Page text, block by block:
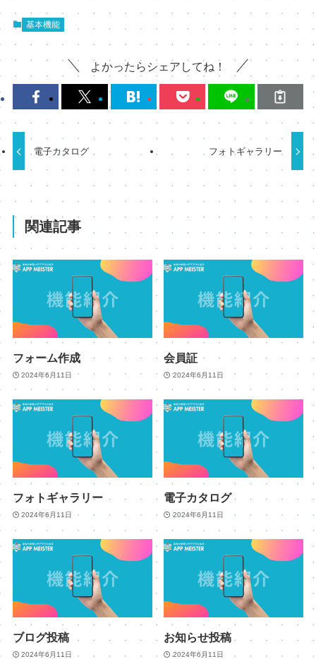
基本機能
よかったらシェアしてね！
電子カタログ フォトギャラリー
関連記事
フォーム作成
2024年6月11日
会員証
2024年6月11日
フォトギャラリー
2024年6月11日
電子カタログ
2024年6月11日
ブログ投稿
2024年6月11日
お知らせ投稿
2024年6月11日